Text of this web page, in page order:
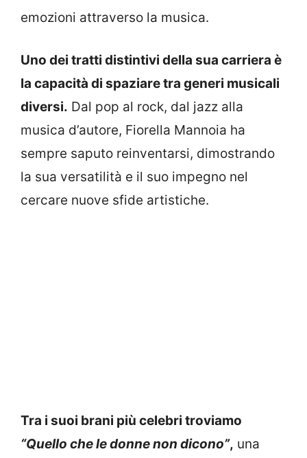
emozioni attraverso la musica.
Uno dei tratti distintivi della sua carriera è
la capacità di spaziare tra generi musicali
diversi. Dal pop al rock, dal jazz alla
musica d’autore, Fiorella Mannoia ha
sempre saputo reinventarsi, dimostrando
la sua versatilità e il suo impegno nel
cercare nuove sfide artistiche.
Tra i suoi brani più celebri troviamo
“Quello che le donne non dicono”, una